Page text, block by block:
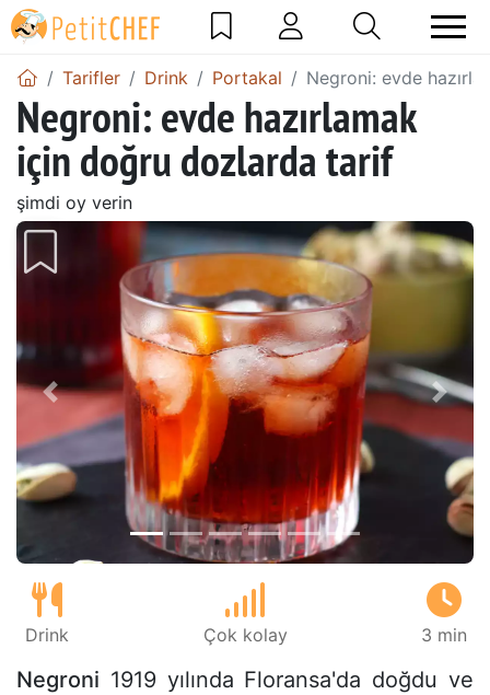
Tarifler Drink Portakal Negroni: evde
Negroni: evde hazırlamak
için doğru dozlarda tarif
şimdi oy verin
Önceki
Drink Çok kolay 3 min
Negroni 1919 yılında Floransa'da doğdu ve